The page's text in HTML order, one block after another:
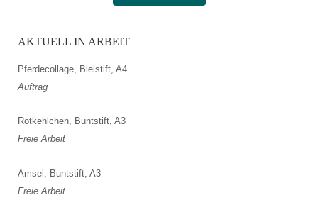
AKTUELL IN ARBEIT
Pferdecollage, Bleistift, A4
Auftrag
Rotkehlchen, Buntstift, A3
Freie Arbeit
Amsel, Buntstift, A3
Freie Arbeit